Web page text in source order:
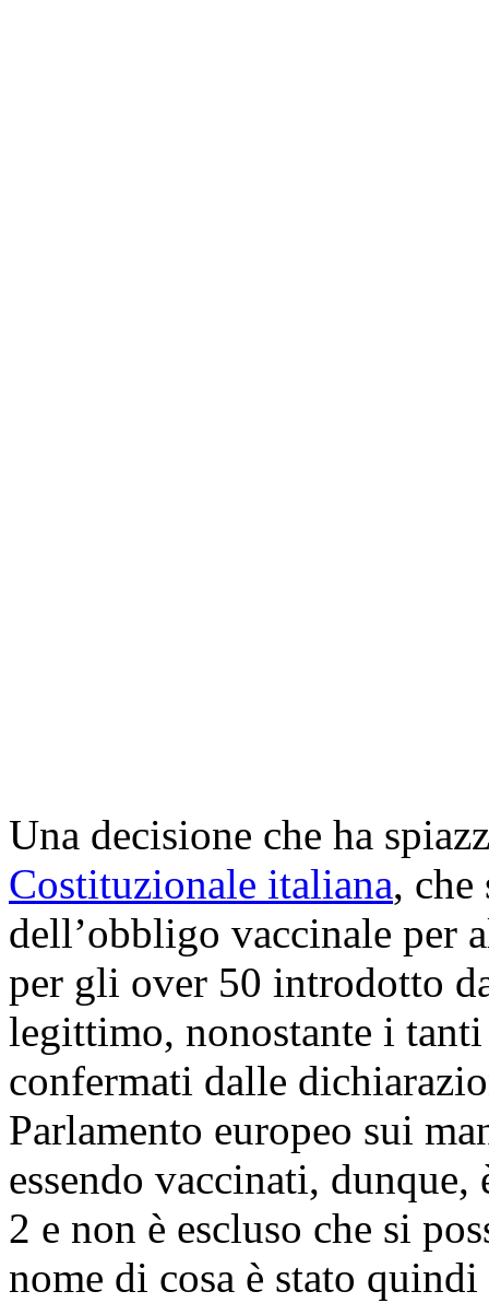
Una decisione che ha
Costituzionale italiana, che
dell’obbligo vaccinale per
per gli over 50 introdotto
legittimo, nonostante i
confermati dalle
Parlamento europeo sui
essendo vaccinati,
2 e non è escluso che si
nome di cosa è stato